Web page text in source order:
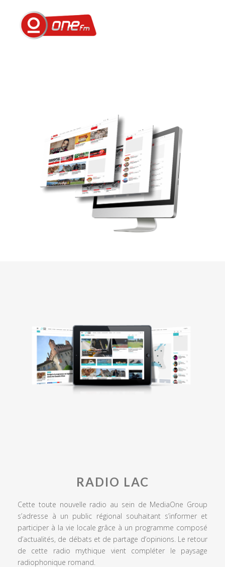
RADIO LAC
Cette toute nouvelle radio au sein de MediaOne Group
s’adresse à un public régional souhaitant s’informer et
participer à la vie locale grâce à un programme composé
d’actualités, de débats et de partage d’opinions. Le retour
de cette radio mythique vient compléter le paysage
radiophonique romand.